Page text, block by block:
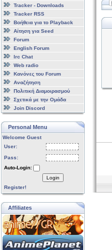
Tracker - Downloads
Tracker RSS
Βοήθεια για το Playback
Αίτηση για Seed
Forum
English Forum
Irc Chat
Web radio
Κανόνες του Forum
Αναζήτηση
Πολιτική Διαμοιρασμού
Σχετικά με την Ομάδα
Join Discord
Personal Menu
Welcome Guest
User:
Pass:
Auto-Login:
Login
Register!
Affiliates